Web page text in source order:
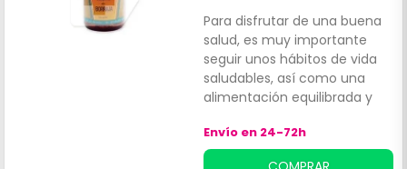
Para disfrutar de una buena
salud, es muy importante
seguir unos hábitos de vida
saludables, así como una
alimentación equilibrada y
regularidad. Es recomendable
tomar suplementos para
Envío en 24-72h